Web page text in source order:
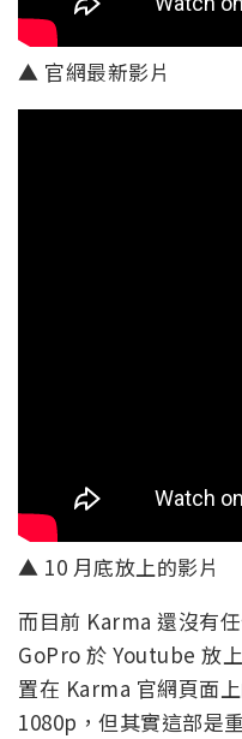
▲ 官網最新影片
▲ 10 月底放上的影片
而目前 Karma 還沒有
GoPro 於 Youtube 放
置在 Karma 官網頁面
1080p，但其實這部是